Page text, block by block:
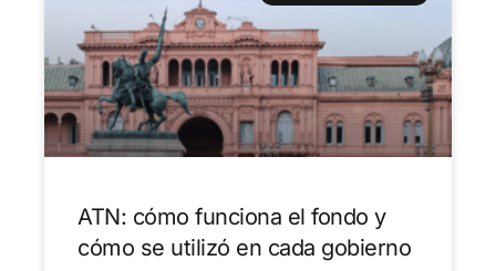
ATN: cómo funciona el fondo y
cómo se utilizó en cada gobierno